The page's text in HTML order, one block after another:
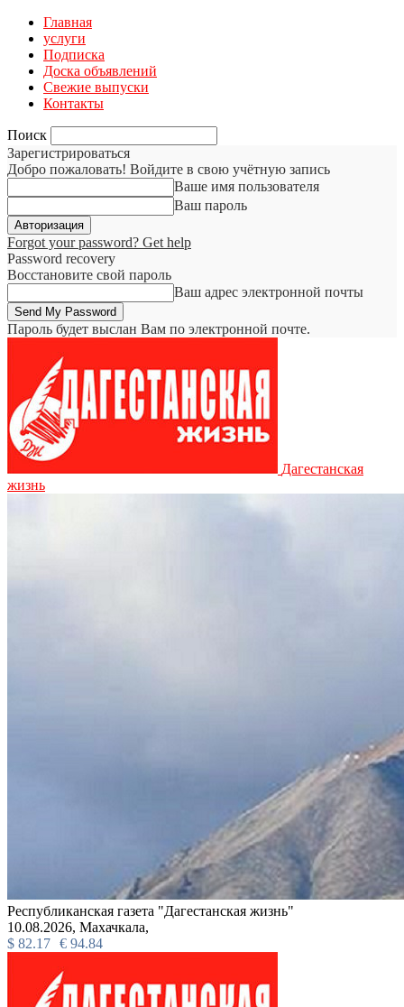
Главная
услуги
Подписка
Доска объявлений
Свежие выпуски
Контакты
Поиск
Зарегистрироваться
Добро пожаловать! Войдите в свою учётную запись
Ваше имя пользователя
Ваш пароль
Forgot your password? Get help
Password recovery
Восстановите свой пароль
Ваш адрес электронной почты
Пароль будет выслан Вам по электронной почте.
Дагестанская
жизнь
Республиканская газета "Дагестанская жизнь"
10.08.2026, Махачкала,
$ 82.17 € 94.84